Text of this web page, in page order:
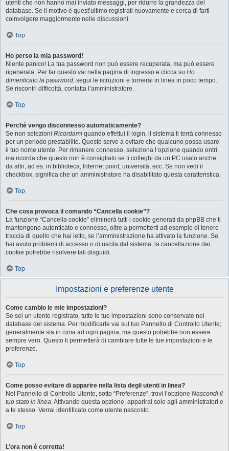
utenti che non hanno mai inviato messaggi, per ridurre la grandezza del
database. Se il motivo è quest’ultimo registrati nuovamente e cerca di farti
coinvolgere maggiormente nelle discussioni.
Top
Ho perso la mia password!
Niente panico! La tua password non può essere recuperata, ma può essere
rigenerata. Per far questo vai nella pagina di ingresso e clicca su Ho
dimenticato la password, segui le istruzioni e tornerai in linea in poco tempo.
Se riscontri difficoltà, contatta l’amministratore.
Top
Perché vengo disconnesso automaticamente?
Se non selezioni Ricordami quando effettui il login, il sistema ti terrà connesso
per un periodo prestabilito. Questo serve a evitare che qualcuno possa usare
il tuo nome utente. Per rimanere connesso, seleziona l’opzione quando entri,
ma ricorda che questo non è consigliato se ti colleghi da un PC usato anche
da altri, ad es. in biblioteca, Internet point, università, ecc. Se non vedi il
checkbox, significa che un amministratore ha disabilitato questa caratteristica.
Top
Che cosa provoca il comando “Cancella cookie”?
La funzione “Cancella cookie” eliminerà tutti i cookie generati da phpBB che ti
mantengono autenticato e connesso, oltre a permetterti ad esempio di tenere
traccia di quello che hai letto, se l’amministrazione ha attivato la funzione. Se
hai avuto problemi di accesso o di uscita dal sistema, la cancellazione dei
cookie potrebbe risolvere tali disguidi.
Top
Impostazioni e preferenze utente
Come cambio le mie impostazioni?
Se sei un utente registrato, tutte le tue impostazioni sono conservate nel
database del sistema. Per modificarle vai sul tuo Pannello di Controllo Utente;
generalmente sta in cima ad ogni pagina, ma questo potrebbe non essere
sempre vero. Questo ti permetterà di cambiare tutte le tue impostazioni e le
preferenze.
Top
Come posso evitare di apparire nella lista degli utenti in linea?
Nel Pannello di Controllo Utente, sotto “Preferenze”, trovi l’opzione Nascondi il
tuo stato in linea. Attivando questa opzione, apparirai solo agli amministratori e
a te stesso. Verrai identificato come utente nascosto.
Top
L’ora non è corretta!